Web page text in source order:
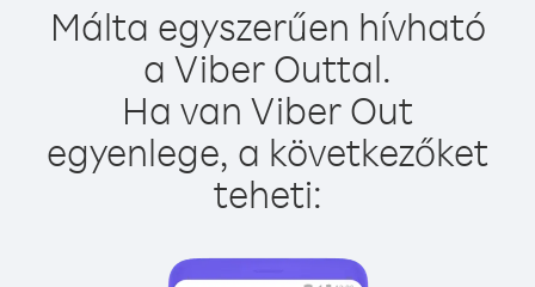
Málta egyszerűen hívható
a Viber Outtal.
Ha van Viber Out
egyenlege, a következőket
teheti: